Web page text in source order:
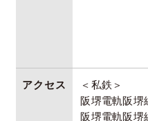
アクセス
＜私鉄＞
阪堺電軌阪堺
阪堺電軌阪堺